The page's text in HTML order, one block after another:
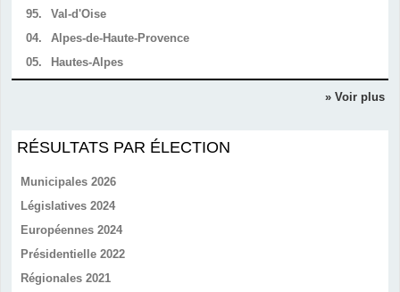
95.
Val-d'Oise
04.
Alpes-de-Haute-Provence
05.
Hautes-Alpes
» Voir plus
RÉSULTATS PAR ÉLECTION
Municipales 2026
Législatives 2024
Européennes 2024
Présidentielle 2022
Régionales 2021